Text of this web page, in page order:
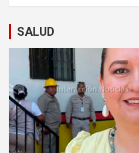
SALUD